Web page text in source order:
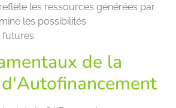
les ressources générées par
les possibilités
de la